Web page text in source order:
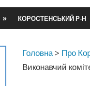
КОРОСТЕНСЬКИЙ Р-Н
Головна > Про
Виконавчий